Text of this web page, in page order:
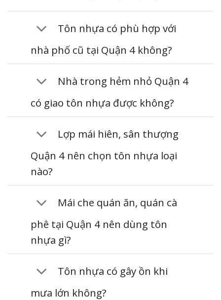
Tôn nhựa có phù hợp với
nhà phố cũ tại Quận 4 không?
Nhà trong hẻm nhỏ Quận 4
có giao tôn nhựa được không?
Lợp mái hiên, sân thượng
Quận 4 nên chọn tôn nhựa loại
nào?
Mái che quán ăn, quán cà
phê tại Quận 4 nên dùng tôn
nhựa gì?
Tôn nhựa có gây ồn khi
mưa lớn không?